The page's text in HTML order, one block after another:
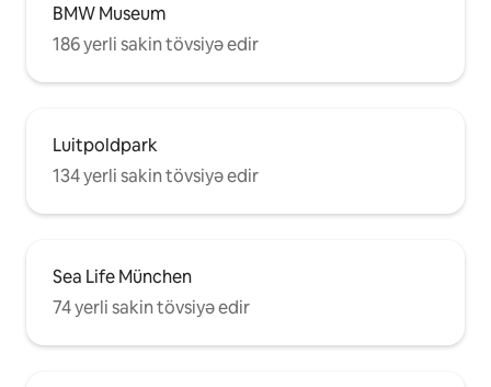
BMW Museum
186 yerli sakin tövsiyə edir
Luitpoldpark
134 yerli sakin tövsiyə edir
Sea Life München
74 yerli sakin tövsiyə edir